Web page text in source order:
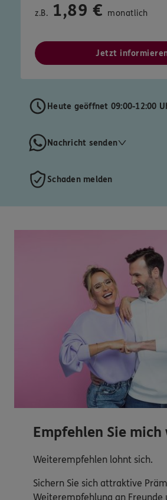
z.B. 1,89 € monatlich
Jetzt
Heute geöffnet 09:00-12:00
Nachricht senden
Schaden melden
Empfehlen Sie
Weiterempfehlen lohnt sich.
Sichern Sie sich attraktive
Weiterempfehlung an Freunde